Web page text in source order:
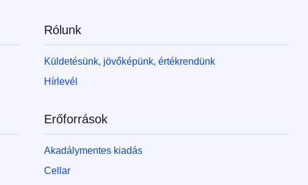
Rólunk
Küldetésünk, jövőképünk, értékrendünk
Hírlevél
Erőforrások
Akadálymentes kiadás
Cellar